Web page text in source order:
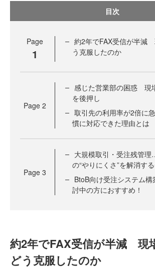
目次
Page
1
約2年でFAX受信が半減
う克服したのか
Page 2
感じた営業部の困惑 現
を後押し
取引先の利用率が2倍に
慣に対応できた理由とは
Page 3
大規模取引・受注残管
の“やりにくさ”を解消す
BtoB向け受注システム
討中の方におすすめ！
約2年でFAX受信が半減 現
どう克服したのか